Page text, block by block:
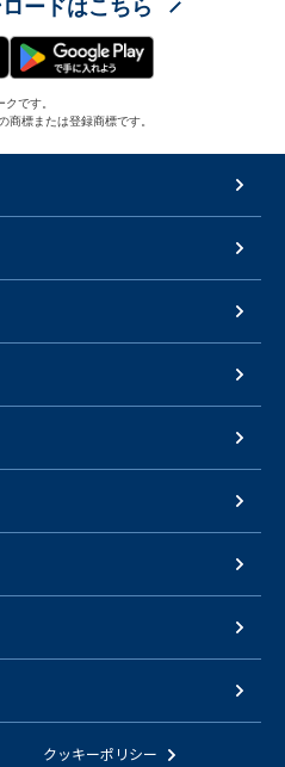
ードはこちら
です。
標または登録商標です。
クッキーポリシー